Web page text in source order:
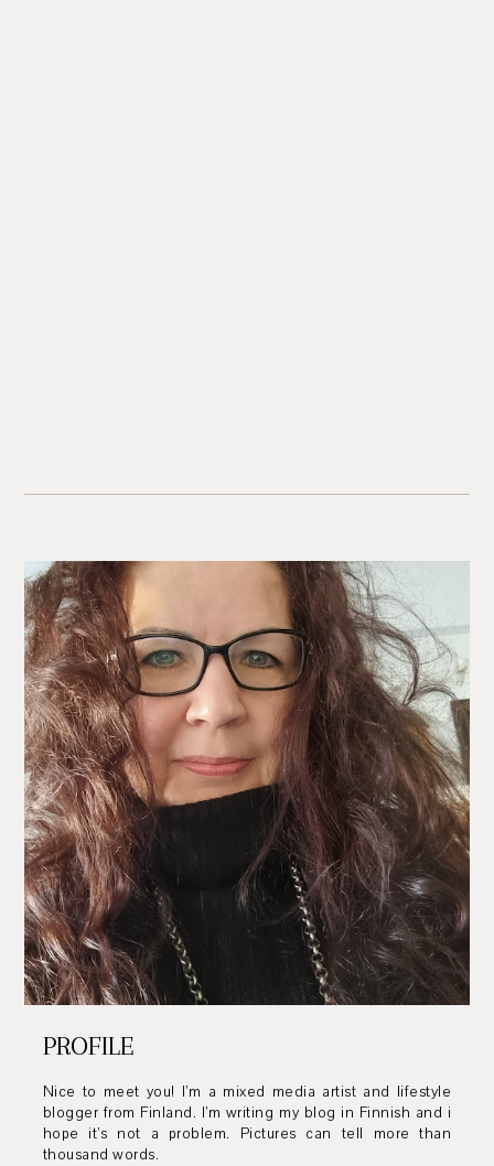
PROFILE
Nice to meet you! I’m a mixed media artist and lifestyle
blogger from Finland. I’m writing my blog in Finnish and i
hope it’s not a problem. Pictures can tell more than
thousand words.